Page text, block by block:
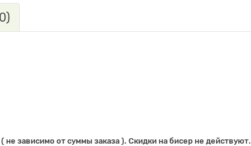
зависимо от суммы заказа ). Скидки на бисер не действуют.